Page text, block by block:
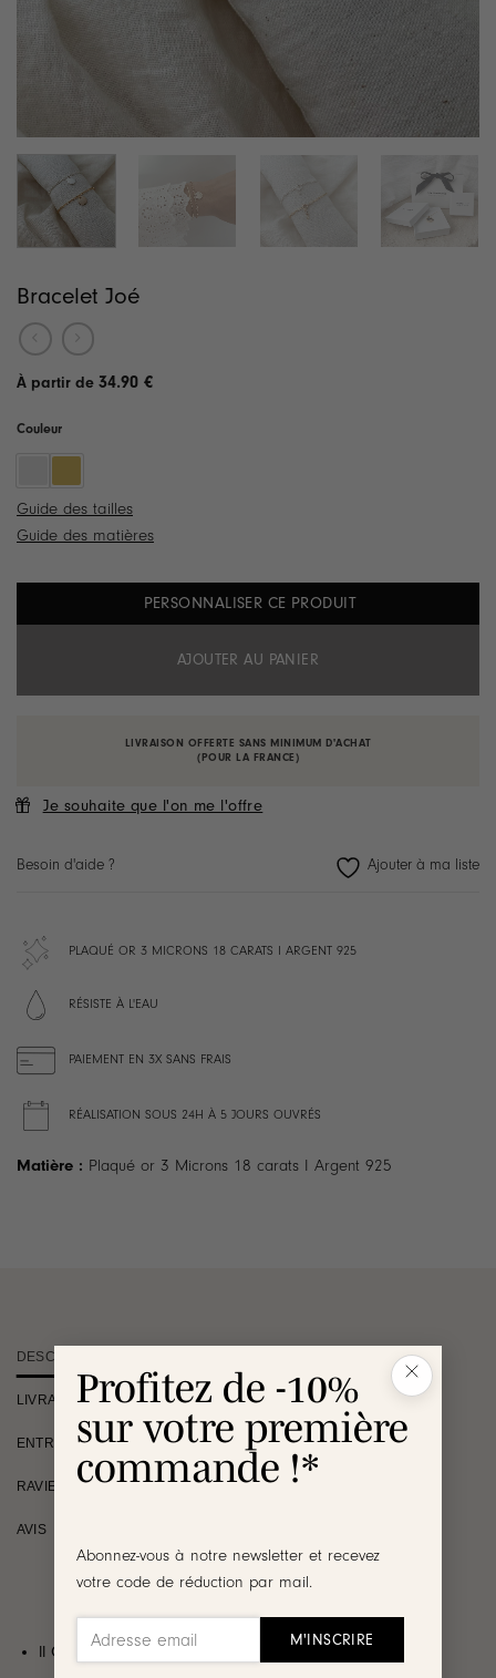
Profitez de -10%
sur votre première
commande !*
Abonnez-vous à notre newsletter et recevez
votre code de réduction par mail.
Bracelet Joé
34.90 €
Couleur
Guide des tailles
Guide des matières
PERSONNALISER CE PRODUIT
AJOUTER AU PANIER
LIVRAISON OFFERTE SANS MINIMUM D'ACHAT
(POUR LA FRANCE)
Je souhaite que l'on me l'offre
Besoin d'aide ?
PLAQUÉ OR 3 MICRONS 18 CARATS I ARGENT 925
RÉSISTE À L'EAU
PAIEMENT EN 3X SANS FRAIS
RÉALISATION SOUS 24H À 5 JOURS OUVRÉS
Matière : Plaqué or 3 Microns 18 carats I Argent 925
DESCRIPTION
LIVRAISON
ENTRETIEN
RAVIE OU REMBOURSÉE
AVIS
ll Création Jolie Demoiselle ll